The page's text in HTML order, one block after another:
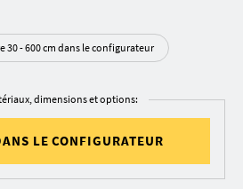
30 - 600 cm dans le configurateur
dimensions et options:
LE CONFIGURATEUR